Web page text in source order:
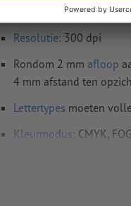
Eindformaat: 4,8 x 7 cm
Resolutie: 300 dpi
Rondom 2 mm afloop
4 mm afstand ten
Lettertypes moeten
Kleurmodus: CMYK,